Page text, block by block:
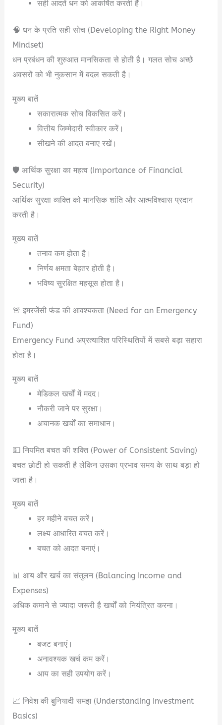
सही आदतें धन को आकर्षित करती हैं।
🧠 धन के प्रति सही सोच (Developing the Right Money
Mindset)
धन प्रबंधन की शुरुआत मानसिकता से होती है। गलत सोच अच्छे
अवसरों को भी नुकसान में बदल सकती है।
मुख्य बातें
सकारात्मक सोच विकसित करें।
वित्तीय जिम्मेदारी स्वीकार करें।
सीखने की आदत बनाए रखें।
🛡️ आर्थिक सुरक्षा का महत्व (Importance of Financial
Security)
आर्थिक सुरक्षा व्यक्ति को मानसिक शांति और आत्मविश्वास प्रदान
करती है।
मुख्य बातें
तनाव कम होता है।
निर्णय क्षमता बेहतर होती है।
भविष्य सुरक्षित महसूस होता है।
🚨 इमरजेंसी फंड की आवश्यकता (Need for an Emergency
Fund)
Emergency Fund अप्रत्याशित परिस्थितियों में सबसे बड़ा सहारा
होता है।
मुख्य बातें
मेडिकल खर्चों में मदद।
नौकरी जाने पर सुरक्षा।
अचानक खर्चों का समाधान।
💵 नियमित बचत की शक्ति (Power of Consistent Saving)
बचत छोटी हो सकती है लेकिन उसका प्रभाव समय के साथ बड़ा हो
जाता है।
मुख्य बातें
हर महीने बचत करें।
लक्ष्य आधारित बचत करें।
बचत को आदत बनाएं।
📊 आय और खर्च का संतुलन (Balancing Income and
Expenses)
अधिक कमाने से ज्यादा जरूरी है खर्चों को नियंत्रित करना।
मुख्य बातें
बजट बनाएं।
अनावश्यक खर्च कम करें।
आय का सही उपयोग करें।
📈 निवेश की बुनियादी समझ (Understanding Investment
Basics)